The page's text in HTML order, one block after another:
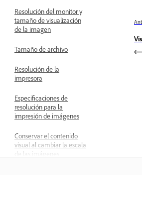
Resolución del monitor y
tamaño de visualización
de la imagen
Tamaño de archivo
Resolución de la
impresora
Especificaciones de
resolución para la
impresión de imágenes
Conservar el contenido
visual al cambiar la escala
de las imágenes